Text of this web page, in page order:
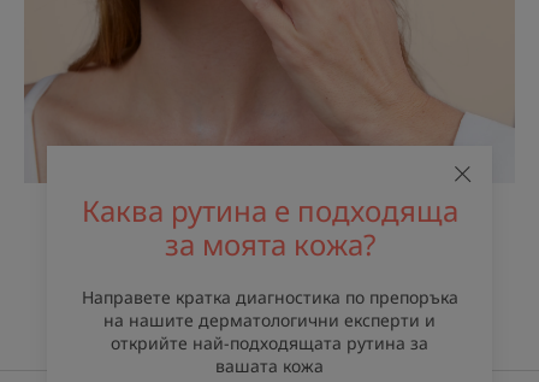
Каква рутина е подходяща
за моята кожа?
Направете кратка диагностика по препоръка
на нашите дерматологични експерти и
открийте най-подходящата рутина за
вашата кожа
Термална вода Avène